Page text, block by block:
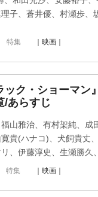
子、蒼井優、村瀬歩、
特集 ｜映画｜
ック・ショーマン
/あらすじ
福山雅治、有村架純、
貴(ハナコ)、犬飼貴丈
、伊藤淳史、生瀬勝久
特集 ｜映画｜